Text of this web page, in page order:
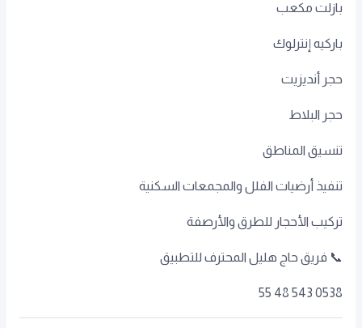
بازلت مكعب
باركيه إنترلوك
حجر أنديزيت
حجر البلاط
تنسيق المناطق
تنفيذ أرضيات الفلل والمجمعات السكنية
تركيب الأحجار للطرق والأرصفة
📞 فريق حاج هليل المحترف للتطبيق
0538 543 48 55